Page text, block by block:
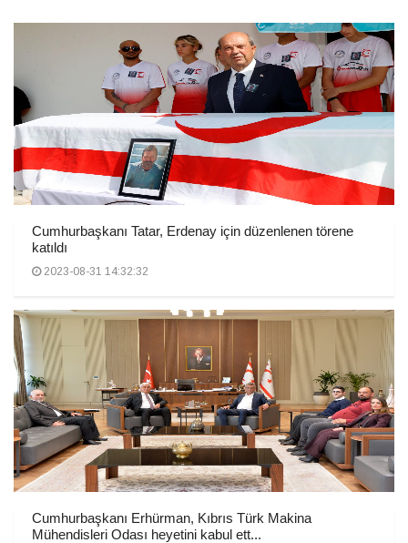
Cumhurbaşkanı Tatar, Erdenay için düzenlenen törene
katıldı
2023-08-31 14:32:32
Cumhurbaşkanı Erhürman, Kıbrıs Türk Makina
Mühendisleri Odası heyetini kabul ett...